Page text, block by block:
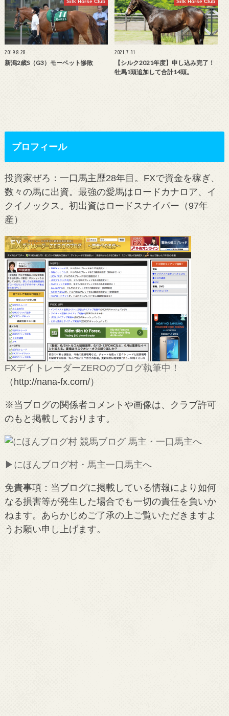
2019.8.28
新潟2歳S（G3）モーベット惨敗
2021.7.31
【シルク2021年度】申し込み完了！
牡馬1頭追加して合計14頭。
プロフィール
投資家ぜろ：一口馬主歴28年目。FXで資金を稼ぎ、
数々の馬に出資。最強の愛馬はロードカナロア、イ
クイノックス。初出資はロードスナイパー（97年
産）
FXデイトレーダーZEROのブログ執筆中！
（http://nana-fx.com/）
※当ブログの関係者コメントや画像は、クラブ許可
のもと掲載しております。
▶︎にほんブログ村・馬主一口馬主へ
免責事項：当ブログに掲載している情報により如何
なる損害等が発生した場合でも一切の責任を負いか
ねます。あらかじめご了承の上ご覧いただきますよ
うお願い申し上げます。